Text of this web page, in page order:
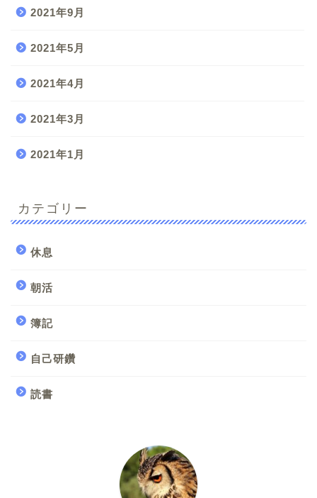
2021年9月
2021年5月
2021年4月
2021年3月
2021年1月
カテゴリー
休息
朝活
簿記
自己研鑽
読書